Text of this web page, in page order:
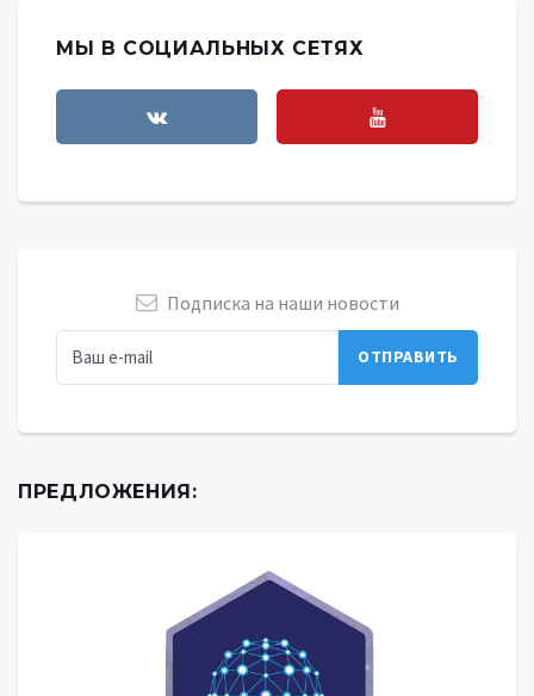
МЫ В СОЦИАЛЬНЫХ СЕТЯХ
Подписка на наши новости
ПРЕДЛОЖЕНИЯ: